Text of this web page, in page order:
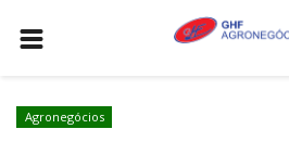
AGRONEGÓCIOS
Agronegócios